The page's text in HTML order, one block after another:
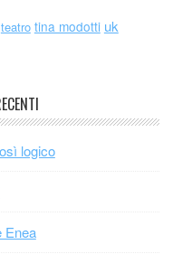
teatro tina modotti uk
logico
Enea